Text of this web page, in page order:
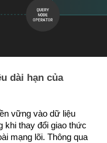
dài hạn của
vững vào dữ liệu
khi thay đổi giao thức
mạng lõi. Thông qua